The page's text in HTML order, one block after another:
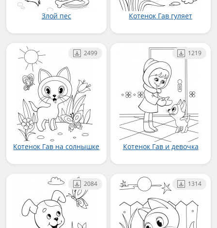
Злой пес Котенок Гав гуляет
Котенок Гав на солнышке
2499
Котенок Гав и девочка
1219
2084 1314